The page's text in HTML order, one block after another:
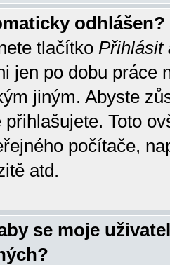
odhlášen?
tlačítko Přihlásit
jen po dobu práce
jiným. Abyste
Toto
počítače,
atd.
se moje